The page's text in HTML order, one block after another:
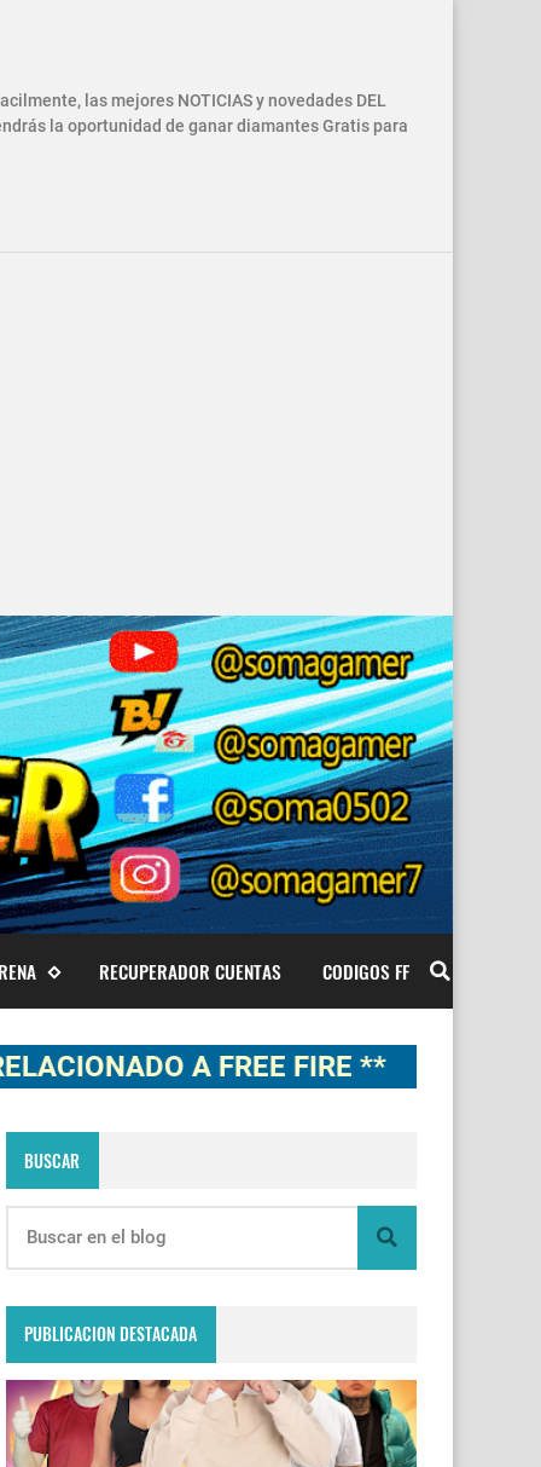
las mejores NOTICIAS y novedades DEL
la oportunidad de ganar diamantes Gratis para
RECUPERADOR CUENTAS CODIGOS FF
A FREE FIRE **
BUSCAR
PUBLICACION DESTACADA